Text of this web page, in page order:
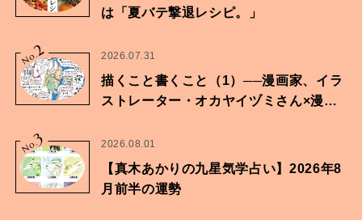
は「夏バテ撃退レシピ。」
No.2 2026.07.31
描くこと書くこと（1）──漫画家、イラ
ストレーター・オカヤイヅミさん×漫画
No.3 2026.08.01
【真木あかりの九星気学占い】2026年8
月前半の運勢